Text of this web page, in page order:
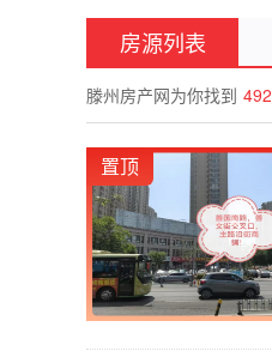
房源列表
滕州房产网为你找到 492
置顶